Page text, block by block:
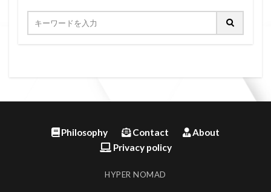
Philosophy Contact
About
Privacy policy
HYPER NOMAD